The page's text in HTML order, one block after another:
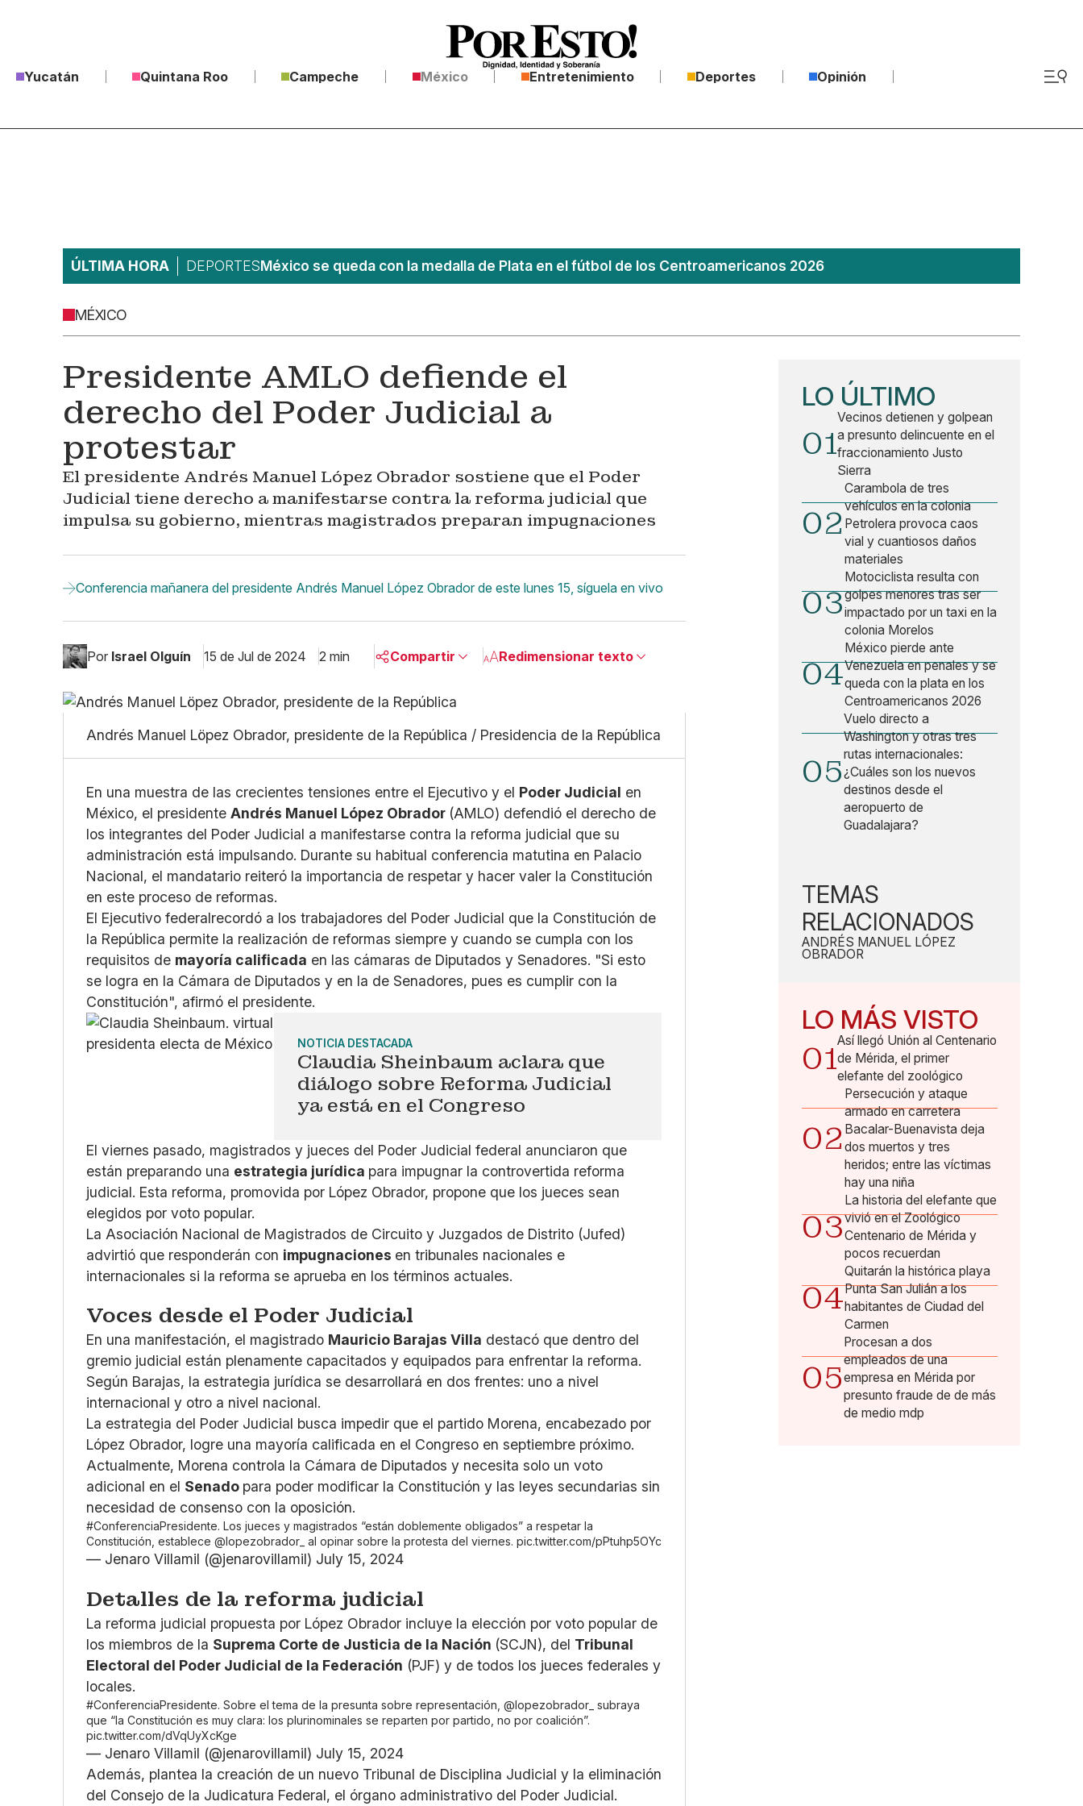
Yucatán Quintana Roo Campeche México Entretenimiento Deportes Opinión
ÚLTIMA HORA DEPORTESMéxico se queda con la medalla de Plata en el fútbol de los Centroamericanos 2026
MÉXICO
Presidente AMLO defiende el
derecho del Poder Judicial a
protestar
El presidente Andrés Manuel López Obrador sostiene que el Poder
Judicial tiene derecho a manifestarse contra la reforma judicial que
impulsa su gobierno, mientras magistrados preparan impugnaciones
Conferencia mañanera del presidente Andrés Manuel López Obrador de este lunes 15, síguela en vivo
Por Israel Olguín 15 de Jul de 2024 2 min Compartir
Linkedin
Facebook
X
Whatsapp
Redimensionar texto
Grande
Andrés Manuel Löpez Obrador, presidente de la República / Presidencia de la República
En una muestra de las crecientes tensiones entre el Ejecutivo y el Poder Judicial en
México, el presidenteAndrés Manuel López Obrador (AMLO) defendió el derecho de
los integrantes del Poder Judicial a manifestarse contra la reforma judicial que su
administración está impulsando. Durante su habitual conferencia matutina en Palacio
Nacional, el mandatario reiteró la importancia de respetar y hacer valer la Constitución
en este proceso de reformas.
El Ejecutivo federalrecordó a los trabajadores del Poder Judicial que la Constitución de
la República permite la realización de reformas siempre y cuando se cumpla con los
requisitos de mayoría calificada en las cámaras de Diputados y Senadores. "Si esto
se logra en la Cámara de Diputados y en la de Senadores, pues es cumplir con la
Constitución", afirmó el presidente.
NOTICIA DESTACADA
Claudia Sheinbaum aclara que
diálogo sobre Reforma Judicial
ya está en el Congreso
El viernes pasado, magistrados y jueces del Poder Judicial federal anunciaron que
están preparando una estrategia jurídica para impugnar la controvertida reforma
judicial. Esta reforma, promovida por López Obrador, propone que los jueces sean
elegidos por voto popular.
La Asociación Nacional de Magistrados de Circuito y Juzgados de Distrito (Jufed)
advirtió que responderán con impugnaciones en tribunales nacionales e
internacionales si la reforma se aprueba en los términos actuales.
Voces desde el Poder Judicial
En una manifestación, el magistrado Mauricio Barajas Villa destacó que dentro del
gremio judicial están plenamente capacitados y equipados para enfrentar la reforma.
Según Barajas, la estrategia jurídica se desarrollará en dos frentes: uno a nivel
internacional y otro a nivel nacional.
La estrategia del Poder Judicial busca impedir que el partido Morena, encabezado por
López Obrador, logre una mayoría calificada en el Congreso en septiembre próximo.
Actualmente, Morena controla la Cámara de Diputados y necesita solo un voto
adicional en el Senado para poder modificar la Constitución y las leyes secundarias sin
necesidad de consenso con la oposición.
#ConferenciaPresidente. Los jueces y magistrados “están doblemente obligados” a respetar la
Constitución, establece@lopezobrador_ al opinar sobre la protesta del viernes.pic.twitter.com/pPtuhp5OYc
— Jenaro Villamil (@jenarovillamil) July 15, 2024
Detalles de la reforma judicial
La reforma judicial propuesta por López Obrador incluye la elección por voto popular de
los miembros de la Suprema Corte de Justicia de la Nación (SCJN), del Tribunal
Electoral del Poder Judicial de la Federación (PJF) y de todos los jueces federales y
locales.
#ConferenciaPresidente. Sobre el tema de la presunta sobre representación,@lopezobrador_ subraya
que “la Constitución es muy clara: los plurinominales se reparten por partido, no por coalición”.
pic.twitter.com/dVqUyXcKge
— Jenaro Villamil (@jenarovillamil) July 15, 2024
Además, plantea la creación de un nuevo Tribunal de Disciplina Judicial y la eliminación
del Consejo de la Judicatura Federal, el órgano administrativo del Poder Judicial.
LO ÚLTIMO
01
Vecinos detienen y golpean
a presunto delincuente en el
fraccionamiento Justo
Sierra
02
Carambola de tres
vehículos en la colonia
Petrolera provoca caos
vial y cuantiosos daños
materiales
03
Motociclista resulta con
golpes menores tras ser
impactado por un taxi en la
colonia Morelos
04
México pierde ante
Venezuela en penales y se
queda con la plata en los
Centroamericanos 2026
05
Vuelo directo a
Washington y otras tres
rutas internacionales:
¿Cuáles son los nuevos
destinos desde el
aeropuerto de
Guadalajara?
TEMAS
RELACIONADOS
ANDRÉS MANUEL LÓPEZ
OBRADOR
LO MÁS VISTO
01Así llegó Unión al Centenario
de Mérida, el primer
elefante del zoológico
02
Persecución y ataque
armado en carretera
Bacalar-Buenavista deja
dos muertos y tres
heridos; entre las víctimas
hay una niña
03
La historia del elefante que
vivió en el Zoológico
Centenario de Mérida y
pocos recuerdan
04
Quitarán la histórica playa
Punta San Julián a los
habitantes de Ciudad del
Carmen
05
Procesan a dos
empleados de una
empresa en Mérida por
presunto fraude de de más
de medio mdp